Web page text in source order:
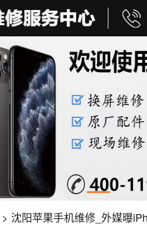
沈阳苹果手机维修_外媒曝